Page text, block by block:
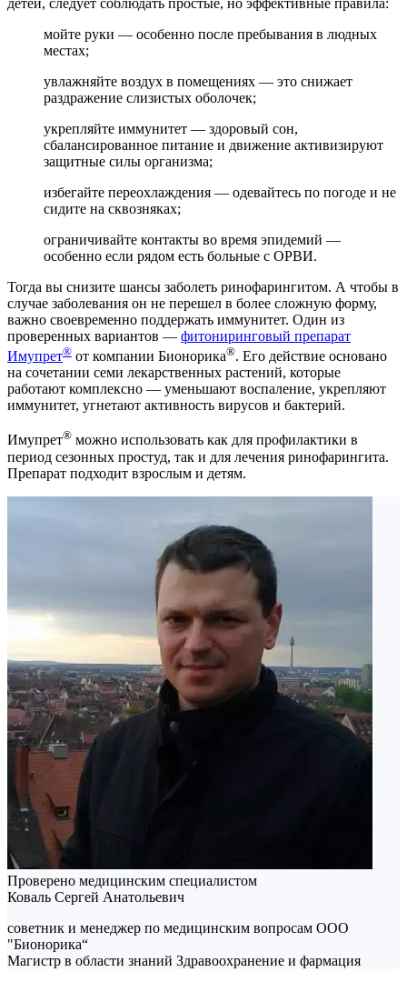
детей, следует соблюдать простые, но эффективные правила:
мойте руки — особенно после пребывания в людных
местах;
увлажняйте воздух в помещениях — это снижает
раздражение слизистых оболочек;
укрепляйте иммунитет — здоровый сон,
сбалансированное питание и движение активизируют
защитные силы организма;
избегайте переохлаждения — одевайтесь по погоде и не
сидите на сквозняках;
ограничивайте контакты во время эпидемий —
особенно если рядом есть больные с ОРВИ.
Тогда вы снизите шансы заболеть ринофарингитом. А чтобы в
случае заболевания он не перешел в более сложную форму,
важно своевременно поддержать иммунитет. Один из
проверенных вариантов — фитониринговый препарат
Имупрет® от компании Бионорика®. Его действие основано
на сочетании семи лекарственных растений, которые
работают комплексно — уменьшают воспаление, укрепляют
иммунитет, угнетают активность вирусов и бактерий.
Имупрет® можно использовать как для профилактики в
период сезонных простуд, так и для лечения ринофарингита.
Препарат подходит взрослым и детям.
Проверено медицинским специалистом
Коваль Сергей Анатольевич
советник и менеджер по медицинским вопросам ООО
"Бионорика“
Магистр в области знаний Здравоохранение и фармация